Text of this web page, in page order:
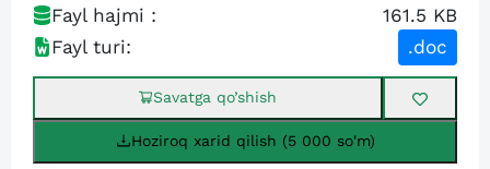
Fayl hajmi :
161.5 KB
Fayl turi:
.doc
Savatga qo’shish
Hoziroq xarid qilish (5 000 so'm)